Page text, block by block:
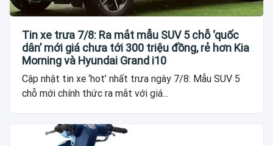
Tin xe trưa 7/8: Ra mắt mẫu SUV 5 chỗ ‘quốc
dân’ mới giá chưa tới 300 triệu đồng, rẻ hơn Kia
Morning và Hyundai Grand i10
Cập nhật tin xe ‘hot’ nhất trưa ngày 7/8: Mẫu SUV 5
chỗ mới chính thức ra mắt với giá...